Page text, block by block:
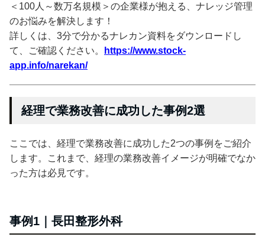
＜100人～数万名規模＞の企業様が抱える、ナレッジ管理
のお悩みを解決します！
詳しくは、3分で分かるナレカン資料をダウンロードし
て、ご確認ください。
https://www.stock-
app.info/narekan/
経理で業務改善に成功した事例2選
ここでは、経理で業務改善に成功した2つの事例をご紹介
します。これまで、経理の業務改善イメージが明確でなか
った方は必見です。
事例1｜長田整形外科